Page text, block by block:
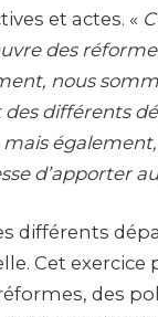
et actes. «
des
nous
des différents
d’apporter
différents
Cet
des